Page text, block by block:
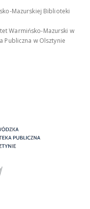
Mazurskiej Biblioteki
Warmińsko-Mazurski w
Publiczna w Olsztynie